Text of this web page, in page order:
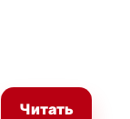
Читать